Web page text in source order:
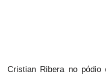
Cristian Ribera no